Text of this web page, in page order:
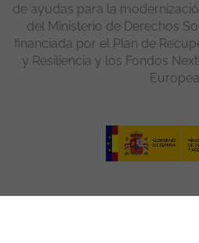
de ayudas para la
del Ministerio de Derechos
financiada por el Plan de
y Resiliencia y los Fondos